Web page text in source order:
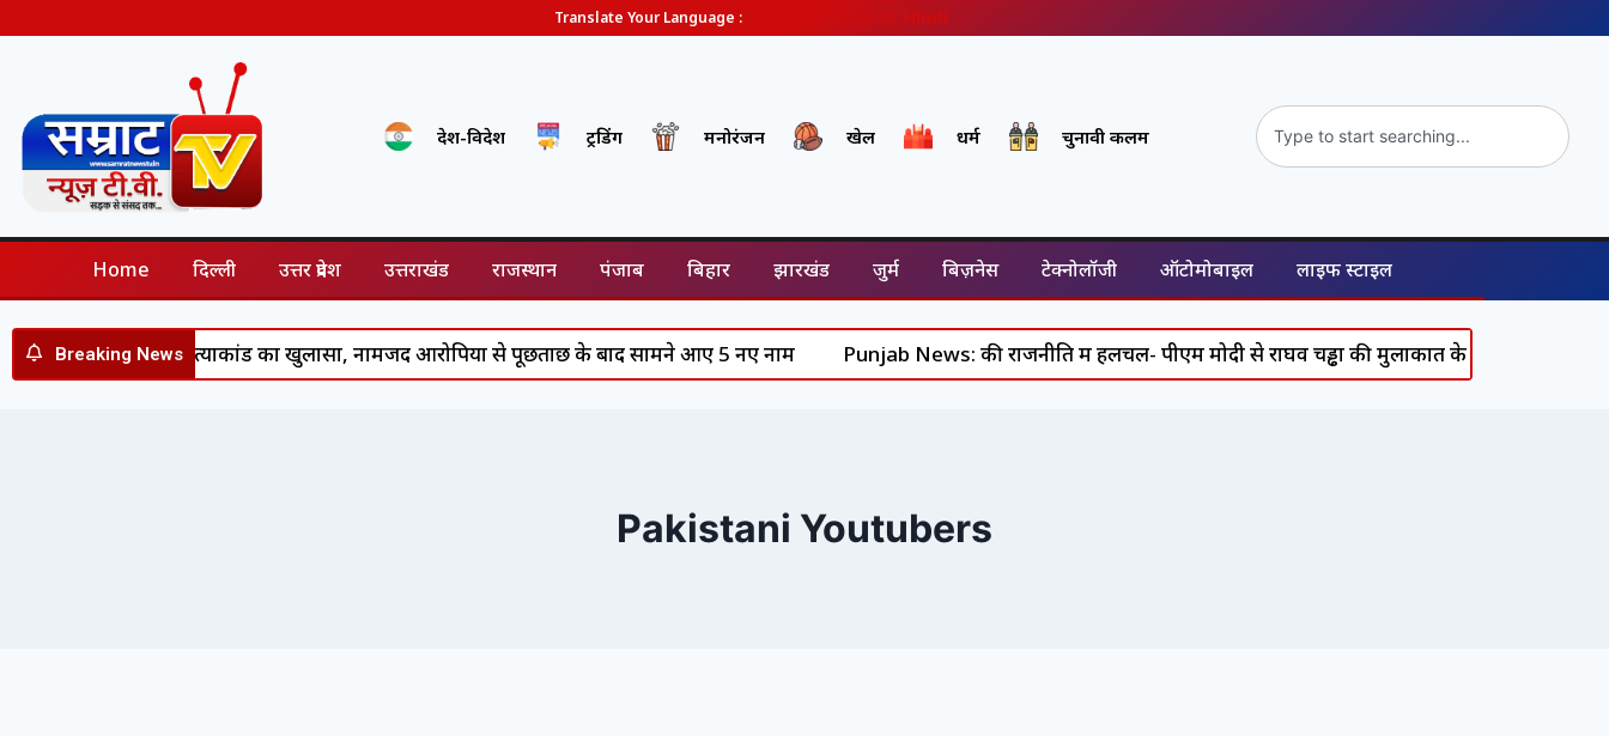
Translate Your Language : Hindi
देश-विदेश ट्रेंडिंग मनोरंजन खेल धर्म चुनावी कलम
Home दिल्ली उत्तर प्रदेश उत्तराखंड राजस्थान पंजाब बिहार झारखंड जुर्म बिज़नेस टेक्नोलॉजी ऑटोमोबाइल लाइफ स्टाइल
Breaking News
में आदर्श चौहान हत्याकांड का खुलासा, नामजद आरोपियों से पूछताछ के बाद सामने आए 5 नए नाम Punjab News: की राजनीति में हलचल- पीएम मोदी से राघव चड्ढा की मुलाकात के क्या हैं सियासी
Pakistani Youtubers